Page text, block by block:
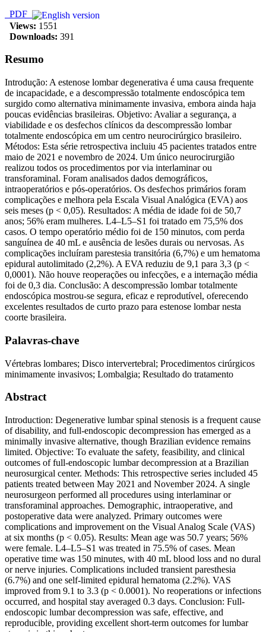
PDF
Views: 1551
Downloads: 391
Resumo
Introdução: A estenose lombar degenerativa é uma causa frequente
de incapacidade, e a descompressão totalmente endoscópica tem
surgido como alternativa minimamente invasiva, embora ainda haja
poucas evidências brasileiras. Objetivo: Avaliar a segurança, a
viabilidade e os desfechos clínicos da descompressão lombar
totalmente endoscópica em um centro neurocirúrgico brasileiro.
Métodos: Esta série retrospectiva incluiu 45 pacientes tratados entre
maio de 2021 e novembro de 2024. Um único neurocirurgião
realizou todos os procedimentos por via interlaminar ou
transforaminal. Foram analisados dados demográficos,
intraoperatórios e pós-operatórios. Os desfechos primários foram
complicações e melhora pela Escala Visual Analógica (EVA) aos
seis meses (p < 0,05). Resultados: A média de idade foi de 50,7
anos; 56% eram mulheres. L4–L5–S1 foi tratado em 75,5% dos
casos. O tempo operatório médio foi de 150 minutos, com perda
sanguínea de 40 mL e ausência de lesões durais ou nervosas. As
complicações incluíram parestesia transitória (6,7%) e um hematoma
epidural autolimitado (2,2%). A EVA reduziu de 9,1 para 3,3 (p <
0,0001). Não houve reoperações ou infecções, e a internação média
foi de 0,3 dia. Conclusão: A descompressão lombar totalmente
endoscópica mostrou-se segura, eficaz e reprodutível, oferecendo
excelentes resultados de curto prazo para estenose lombar nesta
coorte brasileira.
Palavras-chave
Vértebras lombares; Disco intervertebral; Procedimentos cirúrgicos
minimamente invasivos; Lombalgia; Resultado do tratamento
Abstract
Introduction: Degenerative lumbar spinal stenosis is a frequent cause
of disability, and full-endoscopic decompression has emerged as a
minimally invasive alternative, though Brazilian evidence remains
limited. Objective: To evaluate the safety, feasibility, and clinical
outcomes of full-endoscopic lumbar decompression at a Brazilian
neurosurgical center. Methods: This retrospective series included 45
patients treated between May 2021 and November 2024. A single
neurosurgeon performed all procedures using interlaminar or
transforaminal approaches. Demographic, intraoperative, and
postoperative data were analyzed. Primary outcomes were
complications and improvement on the Visual Analog Scale (VAS)
at six months (p < 0.05). Results: Mean age was 50.7 years; 56%
were female. L4–L5–S1 was treated in 75.5% of cases. Mean
operative time was 150 minutes, with 40 mL blood loss and no dural
or nerve injuries. Complications included transient paresthesia
(6.7%) and one self-limited epidural hematoma (2.2%). VAS
improved from 9.1 to 3.3 (p < 0.0001). No reoperations or infections
occurred, and hospital stay averaged 0.3 days. Conclusion: Full-
endoscopic lumbar decompression was safe, effective, and
reproducible, providing excellent short-term outcomes for lumbar